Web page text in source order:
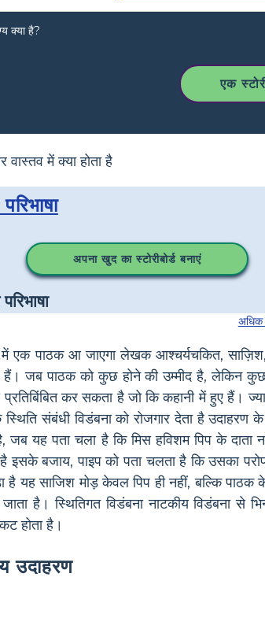
क्या है?
एक
वास्तव में क्या होता है
अपना खुद का स्टोरीबोर्ड बनाएं
अधिक
में एक पाठक आ जाएगा लेखक आश्चर्यचकित,
हैं। जब पाठक को कुछ होने की उम्मीद है, लेकिन
कर सकता है जो कि कहानी में हुए हैं।
संबंधी विडंबना को रोजगार देता है उदाहरण के
जब यह पता चला है कि मिस हविशम पिप के दाता
बजाय, पाइप को पता चलता है कि उसका
है यह साजिश मोड़ केवल पिप ही नहीं, बल्कि पाठक
है। स्थितिगत विडंबना नाटकीय विडंबना से
होता है।
उदाहरण